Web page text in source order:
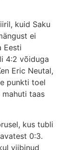
kuid Saku
ei
Eesti
4:2 võiduga
Eric Neutal,
punkti toel
taas
kus tubli
0:3.
viibinud